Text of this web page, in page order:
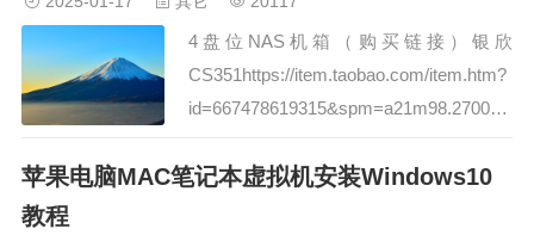
一箱8袋1…
4盘位NAS机箱（购买链接）银欣
CS351https://item.taobao.com/item.htm?
id=667478619315&spm=a21m98.270048
41拓普龙4盘位
https://www.taobao.com/list/item/5885872
苹果电脑MAC笔记本虚拟机安装Windows10
教程